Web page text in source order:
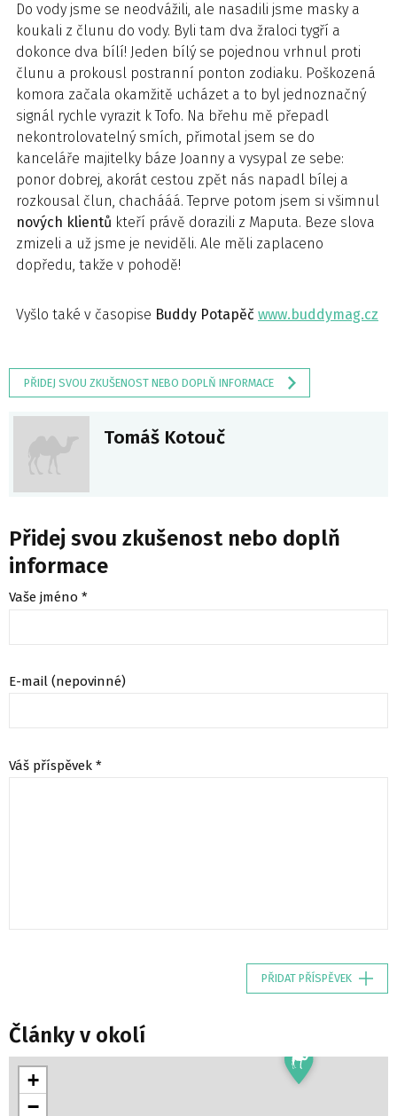
Do vody jsme se neodvážili, ale nasadili jsme masky a
koukali z člunu do vody. Byli tam dva žraloci tygří a
dokonce dva bílí! Jeden bílý se pojednou vrhnul proti
člunu a prokousl postranní ponton zodiaku. Poškozená
komora začala okamžitě ucházet a to byl jednoznačný
signál rychle vyrazit k Tofo. Na břehu mě přepadl
nekontrolovatelný smích, přimotal jsem se do
kanceláře majitelky báze Joanny a vysypal ze sebe:
ponor dobrej, akorát cestou zpět nás napadl bílej a
rozkousal člun, chachááá. Teprve potom jsem si všimnul
nových klientů kteří právě dorazili z Maputa. Beze slova
zmizeli a už jsme je neviděli. Ale měli zaplaceno
dopředu, takže v pohodě!
Vyšlo také v časopise Buddy Potapěč www.buddymag.cz
PŘIDEJ SVOU ZKUŠENOST NEBO DOPLŇ INFORMACE
Tomáš Kotouč
Přidej svou zkušenost nebo doplň
informace
Vaše jméno *
E-mail (nepovinné)
Váš příspěvek *
PŘIDAT PŘÍSPĚVEK
Články v okolí
+
−